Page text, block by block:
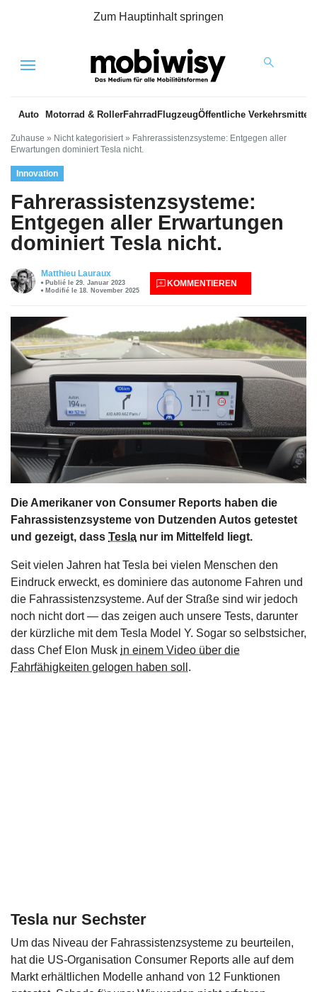
Zum Hauptinhalt springen
Menu
Auto Motorrad & RollerFahrrad FlugzeugÖffentliche Verkehrsmittel
Zuhause » Nicht kategorisiert » Fahrerassistenzsysteme: Entgegen aller
Erwartungen dominiert Tesla nicht.
Innovation
Fahrerassistenzsysteme:
Entgegen aller Erwartungen
dominiert Tesla nicht.
Matthieu Lauraux
Publié le 29. Januar 2023
Modifié le 18. November 2025
KOMMENTIEREN
Die Amerikaner von Consumer Reports haben die
Fahrassistenzsysteme von Dutzenden Autos getestet
und gezeigt, dass Tesla nur im Mittelfeld liegt.
Seit vielen Jahren hat Tesla bei vielen Menschen den
Eindruck erweckt, es dominiere das autonome Fahren und
die Fahrassistenzsysteme. Auf der Straße sind wir jedoch
noch nicht dort — das zeigen auch unsere Tests, darunter
der kürzliche mit dem Tesla Model Y. Sogar so selbstsicher,
dass Chef Elon Musk in einem Video über die
Fahrfähigkeiten gelogen haben soll .
Tesla nur Sechster
Um das Niveau der Fahrassistenzsysteme zu beurteilen,
hat die US-Organisation Consumer Reports alle auf dem
Markt erhältlichen Modelle anhand von 12 Funktionen